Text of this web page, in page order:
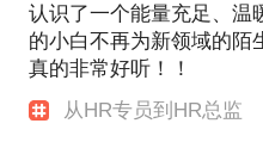
认识了一个能量充足、温
的小白不再为新领域的陌
真的非常好听！！
从HR专员到HR总监